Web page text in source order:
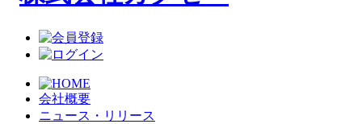
会社概要
ニュース・リリース